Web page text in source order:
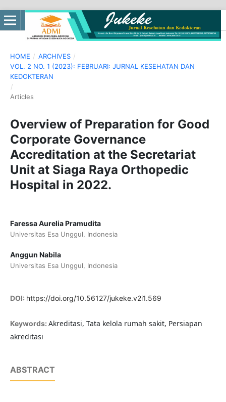
HOME / ARCHIVES /
VOL. 2 NO. 1 (2023): FEBRUARI: JURNAL KESEHATAN DAN
KEDOKTERAN
/
Articles
Overview of Preparation for Good
Corporate Governance
Accreditation at the Secretariat
Unit at Siaga Raya Orthopedic
Hospital in 2022.
Faressa Aurelia Pramudita
Universitas Esa Unggul, Indonesia
Anggun Nabila
Universitas Esa Unggul, Indonesia
DOI: https://doi.org/10.56127/jukeke.v2i1.569
Keywords: Akreditasi, Tata kelola rumah sakit, Persiapan
akreditasi
ABSTRACT